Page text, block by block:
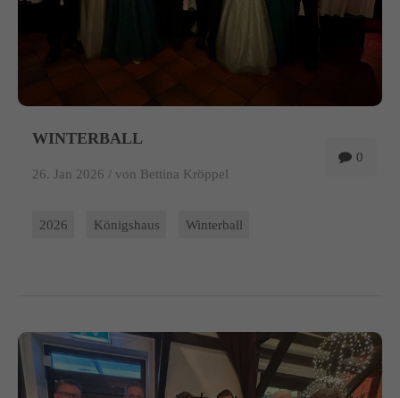
0
WINTERBALL
26. Jan 2026 / von Bettina Kröppel
2026 Königshaus Winterball